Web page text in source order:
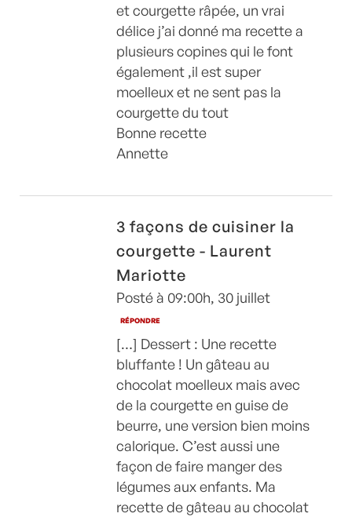
et courgette râpée, un vrai
délice j’ai donné ma recette a
plusieurs copines qui le font
également ,il est super
moelleux et ne sent pas la
courgette du tout
Bonne recette
Annette
3 façons de cuisiner la
courgette - Laurent
Mariotte
Posté à 09:00h, 30 juillet
RÉPONDRE
[…] Dessert : Une recette
bluffante ! Un gâteau au
chocolat moelleux mais avec
de la courgette en guise de
beurre, une version bien moins
calorique. C’est aussi une
façon de faire manger des
légumes aux enfants. Ma
recette de gâteau au chocolat